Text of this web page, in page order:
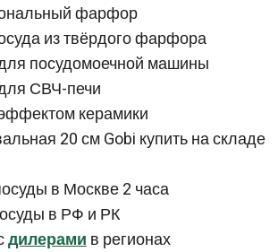
фарфор
из твёрдого фарфора
посудомоечной машины
СВЧ-печи
керамики
20 см Gobi купить на складе
в Москве 2 часа
в РФ и РК
дилерамив регионах